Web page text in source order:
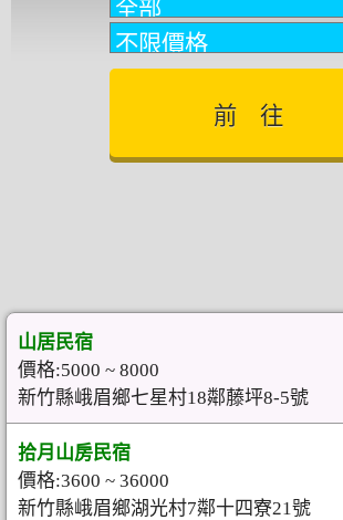
山居民宿
價格:5000 ~ 8000
新竹縣峨眉鄉七星村18鄰藤坪8-5號
拾月山房民宿
價格:3600 ~ 36000
新竹縣峨眉鄉湖光村7鄰十四寮21號